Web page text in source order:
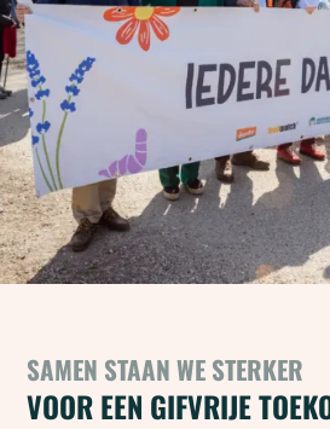
SAMEN STAAN WE STERKER
VOOR EEN GIFVRIJE